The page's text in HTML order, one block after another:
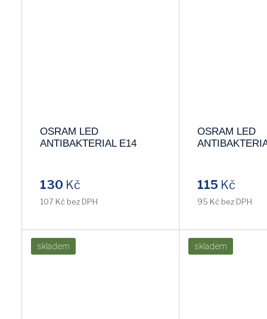
OSRAM LED
ANTIBAKTERIAL E14
130 Kč
107 Kč bez DPH
OSRAM LED
115 Kč
95 Kč bez DPH
skladem skladem